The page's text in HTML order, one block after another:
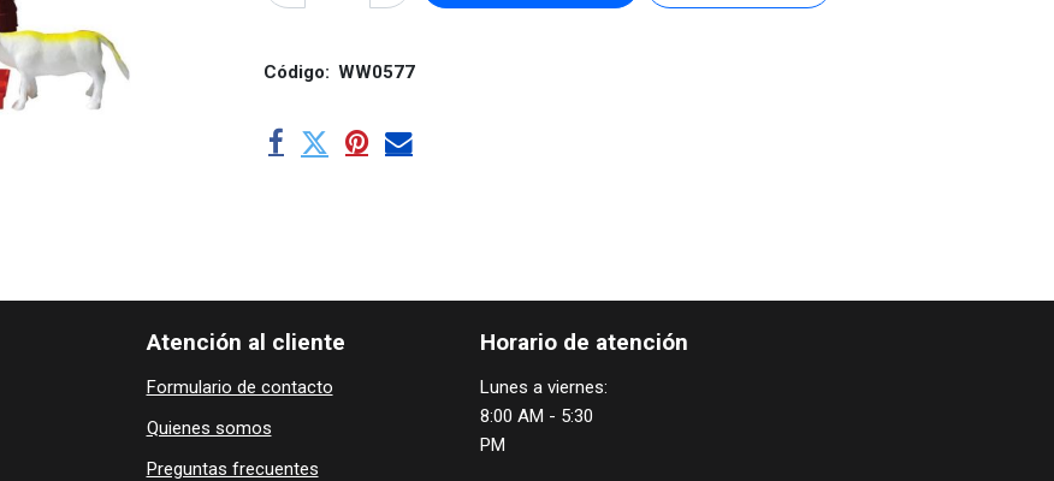
Código: WW0577
Horario de atención
Lunes a viernes:
8:00 AM - 5:30
PM
Atención al cliente
Formulario de contacto
Quienes ​som​​​os
Preguntas frecuentes